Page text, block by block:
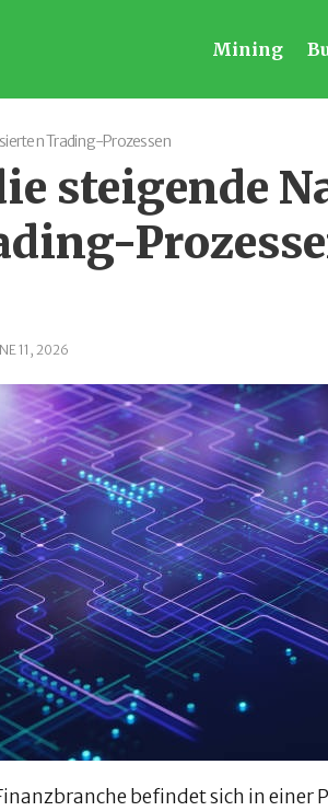
Mining
Trading-Prozessen
steigende
11, 2026
befindet sich in